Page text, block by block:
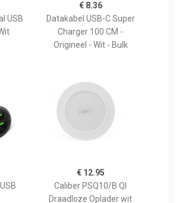
USB
€ 8.36
Datakabel USB-C Super
Charger 100 CM -
Origineel - Wit - Bulk
€ 12.95
Caliber PSQ10/B QI
Draadloze Oplader wit